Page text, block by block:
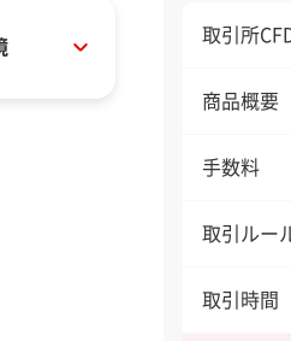
取引所
商品概要
手数料
取引ルー
取引時間